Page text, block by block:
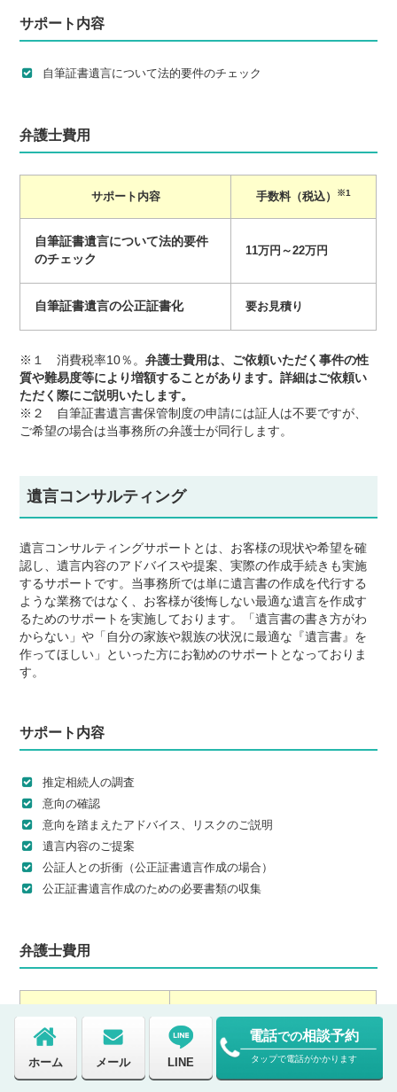
サポート内容
自筆証書遺言について法的要件のチェック
弁護士費用
サポート内容 手数料（税込） ※1
自筆証書遺言について法的要件
のチェック
11万円～22万円
自筆証書遺言の公正証書化 要お見積り
※１ 消費税率10％。弁護士費用は、ご依頼いただく事件の性
質や難易度等により増額することがあります。詳細はご依頼い
ただく際にご説明いたします。
※２ 自筆証書遺言書保管制度の申請には証人は不要ですが、
ご希望の場合は当事務所の弁護士が同行します。
遺言コンサルティング
遺言コンサルティングサポートとは、お客様の現状や希望を確
認し、遺言内容のアドバイスや提案、実際の作成手続きも実施
するサポートです。当事務所では単に遺言書の作成を代行する
ような業務ではなく、お客様が後悔しない最適な遺言を作成す
るためのサポートを実施しております。「遺言書の書き方がわ
からない」や「自分の家族や親族の状況に最適な『遺言書』を
作ってほしい」といった方にお勧めのサポートとなっておりま
す。
サポート内容
推定相続人の調査
意向の確認
意向を踏まえたアドバイス、リスクのご説明
遺言内容のご提案
公証人との折衝（公正証書遺言作成の場合）
公正証書遺言作成のための必要書類の収集
弁護士費用
300万円未満の場合 22万円
ホーム メール LINE
電話での相談予約
タップで電話がかかります